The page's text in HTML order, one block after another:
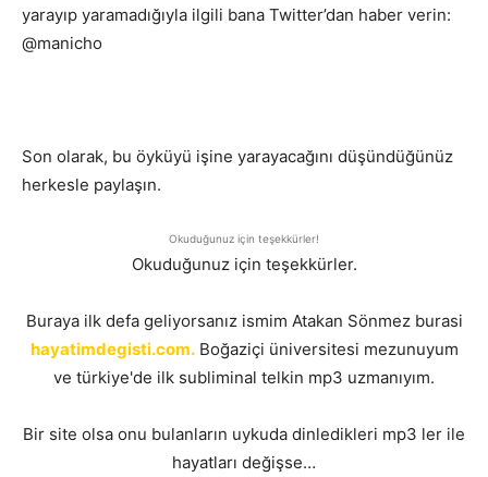
yarayıp yaramadığıyla ilgili bana Twitter’dan haber verin:
@manicho
Son olarak, bu öyküyü işine yarayacağını düşündüğünüz
herkesle paylaşın.
Okuduğunuz için teşekkürler!
Okuduğunuz için teşekkürler.
Buraya ilk defa geliyorsanız ismim Atakan Sönmez burasi
hayatimdegisti.com.Boğaziçi üniversitesi mezunuyum
ve türkiye'de ilk subliminal telkin mp3 uzmanıyım.
Bir site olsa onu bulanların uykuda dinledikleri mp3 ler ile
hayatları değişse…